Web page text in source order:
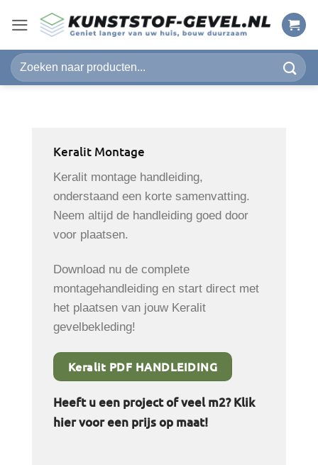
naar
inhoud
Zoeken
naar:
Keralit Montage
Keralit montage handleiding,
onderstaand een korte samenvatting.
Neem altijd de handleiding goed door
voor plaatsen.
Download nu de complete
montagehandleiding en start direct met
het plaatsen van jouw Keralit
gevelbekleding!
Keralit PDF HANDLEIDING
Heeft u een project of veel m2? Klik
hier voor een prijs op maat!